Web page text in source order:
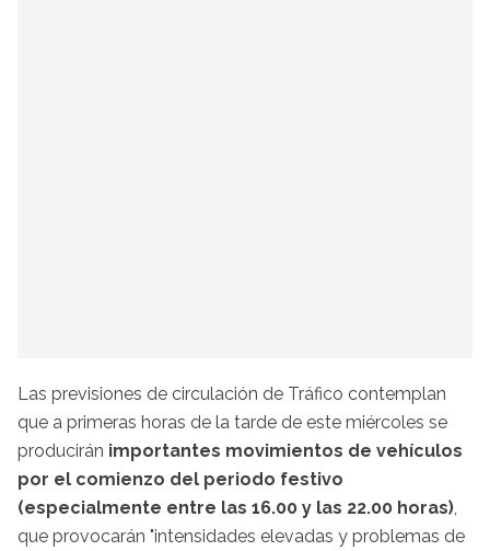
Las previsiones de circulación de Tráfico contemplan
que a primeras horas de la tarde de este miércoles se
producirán importantes movimientos de vehículos
por el comienzo del periodo festivo
(especialmente entre las 16.00 y las 22.00 horas),
que provocarán "intensidades elevadas y problemas de